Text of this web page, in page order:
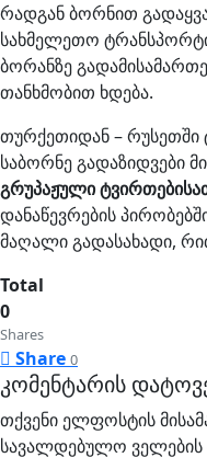
რადგან ბორნით
სახმელეთო
ბორანზე
თანხმობით ხდება.
თურქეთიდან – რუსეთში
საბორნე გადაზიდვები
გრუპაჟული
დანაწევრების
მაღალი გადასახადი,
Total
0
Shares
Share 0
კომენტარის
თქვენი ელფოსტის
სავალდებულო ველების